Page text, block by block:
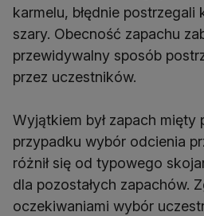
karmelu, błędnie postrzegali
szary. Obecność zapachu
przewidywalny sposób
przez uczestników.
Wyjątkiem był zapach mięty
przypadku wybór odcienia
różnił się od typowego
dla pozostałych zapachów.
oczekiwaniami wybór